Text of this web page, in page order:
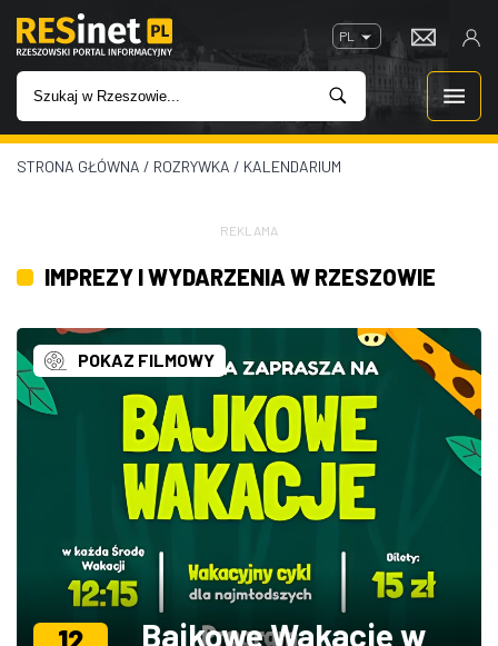
PL
WIADOMOŚCI
IMPREZY
ROZRYWKA
W KINACH
GASTRONOMIA
W RZESZOWIE
STRONA GŁÓWNA / ROZRYWKA / KALENDARIUM
REKLAMA
IMPREZY I WYDARZENIA W RZESZOWIE
POKAZ FILMOWY
Bajkowe Wakacje w